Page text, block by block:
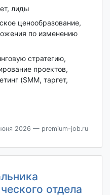
лиды
ценообразование,
по изменению
стратегию,
проектов,
(SMM, таргет,
2026 — premium-job.ru
отдела